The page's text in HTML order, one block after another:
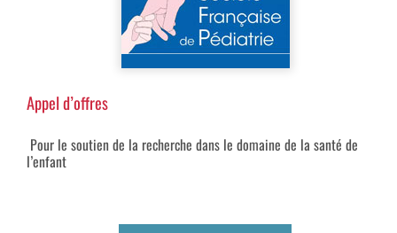
Appel d’offres
Pour le soutien de la recherche dans le domaine de la santé de
l’enfant